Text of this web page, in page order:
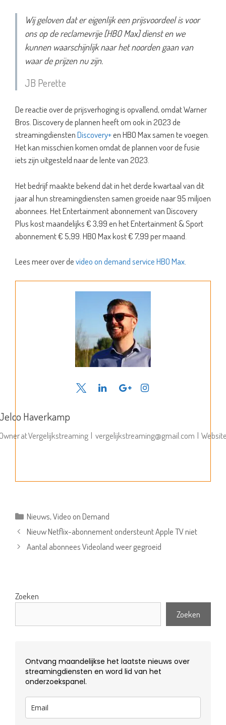
Wij geloven dat er eigenlijk een prijsvoordeel is voor
ons op de reclamevrije [HBO Max] dienst en we
kunnen waarschijnlijk naar het noorden gaan van
waar de prijzen nu zijn.
JB Perette
De reactie over de prijsverhoging is opvallend, omdat Warner
Bros. Discovery de plannen heeft om ook in 2023 de
streamingdienstenDiscovery+en HBO Max samen te voegen.
Het kan misschien komen omdat de plannen voor de fusie
iets zijn uitgesteld naar de lente van 2023.
Het bedrijf maakte bekend dat in het derde kwartaal van dit
jaar al hun streamingdiensten samen groeide naar 95 miljoen
abonnees. Het Entertainment abonnement van Discovery
Plus kost maandelijks € 3,99 en het Entertainment & Sport
abonnement € 5,99. HBO Max kost € 7,99 per maand.
Lees meer over devideo on demand service HBO Max
Haverkamp
atVergelijkstreaming | vergelijkstreaming@gmail.com |
Categorieën
Nieuws,Video on Demand
Nieuw Netflix-abonnement ondersteunt Apple TV niet
Aantal abonnees Videoland weer gegroeid
Zoeken
Zoeken
Ontvang maandelijkse het laatste nieuws over
streamingdiensten en word lid van het
onderzoekspanel.